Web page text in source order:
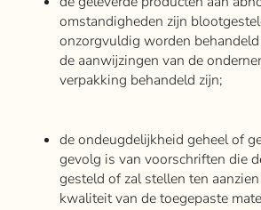
omstandigheden zijn
onzorgvuldig worden
de aanwijzingen van de
verpakking behandeld zijn;
de ondeugdelijkheid geheel of
gevolg is van voorschriften die
gesteld of zal stellen ten
kwaliteit van de toegepaste